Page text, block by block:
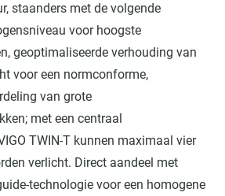
staanders met de volgende
voor hoogste
geoptimaliseerde verhouding van
voor een normconforme,
van grote
met een centraal
TWIN-T kunnen maximaal vier
verlicht. Direct aandeel met
technologie voor een homogene